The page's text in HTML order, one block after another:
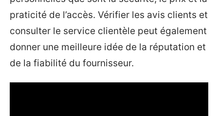
praticité de l’accès. Vérifier les avis clients et
consulter le service clientèle peut également
donner une meilleure idée de la réputation et
de la fiabilité du fournisseur.